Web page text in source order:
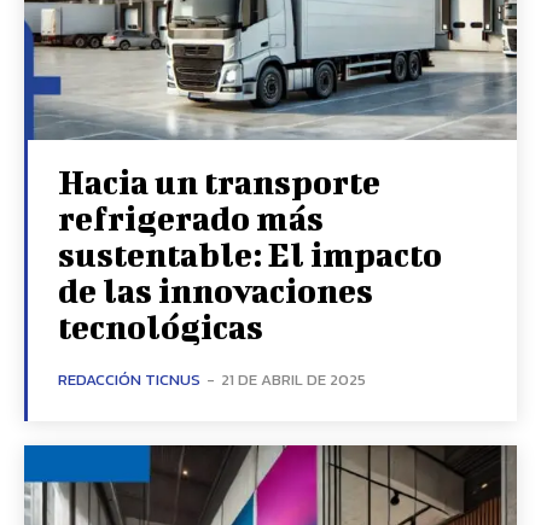
Hacia un transporte
refrigerado más
sustentable: El impacto
de las innovaciones
tecnológicas
REDACCIÓN TICNUS - 21 DE ABRIL DE 2025